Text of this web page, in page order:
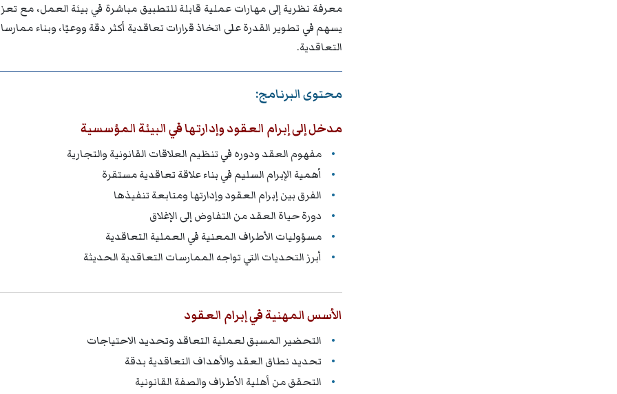
معرفة نظرية إلى مهارات عملية قابلة للتطبيق مباشرة في بيئة العمل، مع
يسهم في تطوير القدرة على اتخاذ قرارات تعاقدية أكثر دقة ووعيًا، وبناء
التعاقدية.
محتوى البرنامج:
مدخل إلى إبرام العقود وإدارتها في البيئة المؤسسية
مفهوم العقد ودوره في تنظيم العلاقات القانونية والتجارية
أهمية الإبرام السليم في بناء علاقة تعاقدية مستقرة
الفرق بين إبرام العقود وإدارتها ومتابعة تنفيذها
دورة حياة العقد من التفاوض إلى الإغلاق
مسؤوليات الأطراف المعنية في العملية التعاقدية
أبرز التحديات التي تواجه الممارسات التعاقدية الحديثة
الأسس المهنية في إبرام العقود
التحضير المسبق لعملية التعاقد وتحديد الاحتياجات
تحديد نطاق العقد والأهداف التعاقدية بدقة
التحقق من أهلية الأطراف والصفة القانونية